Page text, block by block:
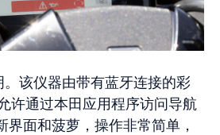
。该仪器由带有蓝牙连接的彩
许通过本田应用程序访问导航
界面和菠萝，操作非常简单，